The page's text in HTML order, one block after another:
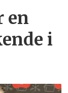
en
i